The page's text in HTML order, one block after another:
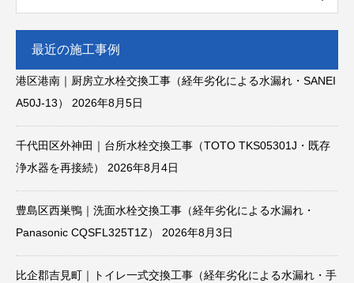
最近の施工事例
港区港南｜厨房立水栓交換工事（経年劣化による水漏れ・SANEI
A50J-13）
2026年8月5日
千代田区外神田｜台所水栓交換工事（TOTO TKS05301J・既存
浄水器を再接続）
2026年8月4日
豊島区西巣鴨｜洗面水栓交換工事（経年劣化による水漏れ・
Panasonic CQSFL325T1Z）
2026年8月3日
比企郡吉見町｜トイレ一式交換工事（経年劣化による水漏れ・手